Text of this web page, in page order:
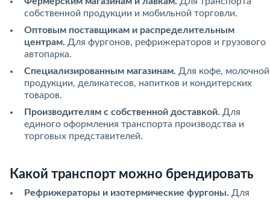
собственной продукции и мобильной торговли.
Оптовым поставщикам и распределительным
центрам. Для фургонов, рефрижераторов и грузового
автопарка.
Специализированным магазинам. Для кофе, молочной
продукции, деликатесов, напитков и кондитерских
товаров.
Производителям с собственной доставкой. Для
единого оформления транспорта производства и
торговых представителей.
Какой транспорт можно брендировать
Рефрижераторы и изотермические фургоны. Для